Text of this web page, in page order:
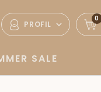
PROFIL
0
SALE